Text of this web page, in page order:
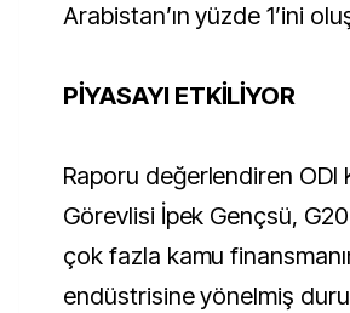
Arabistan’ın yüzde 1’ini
PİYASAYI ETKİLİYOR
Raporu değerlendiren ODI
Görevlisi İpek Gençsü,
çok fazla kamu
endüstrisine yönelmiş